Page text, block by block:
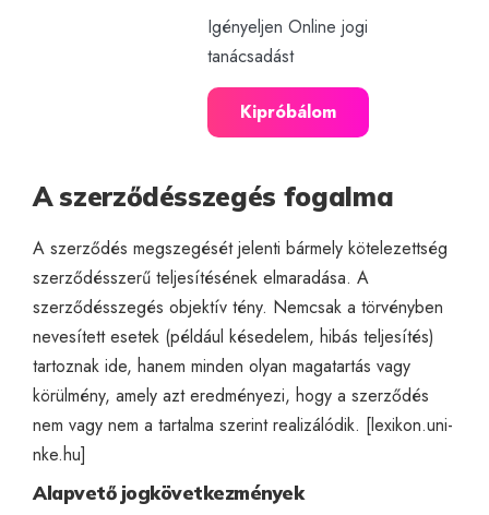
Igényeljen Online jogi
tanácsadást
Kipróbálom
A szerződésszegés fogalma
A szerződés megszegését jelenti bármely kötelezettség
szerződésszerű teljesítésének elmaradása. A
szerződésszegés objektív tény. Nemcsak a törvényben
nevesített esetek (például késedelem, hibás teljesítés)
tartoznak ide, hanem minden olyan magatartás vagy
körülmény, amely azt eredményezi, hogy a szerződés
nem vagy nem a tartalma szerint realizálódik. [lexikon.uni-
nke.hu]
Alapvető jogkövetkezmények